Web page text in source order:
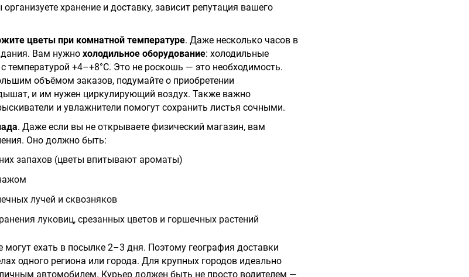
хранение и доставку, зависит репутация вашего
цветы при комнатной температуре. Даже несколько часов в
Вам нужно холодильное оборудование: холодильные
+4–+8°C. Это не роскошь — это необходимость.
объёмом заказов, подумайте о приобретении
и им нужен циркулирующий воздух. Также важно
и увлажнители помогут сохранить листья сочными.
. Даже если вы не открываете физический магазин, вам
Оно должно быть:
запахов (цветы впитывают ароматы)
лучей и сквозняков
луковиц, срезанных цветов и горшечных растений
могут ехать в посылке 2–3 дня. Поэтому география доставки
одного региона или города. Для крупных городов идеально
автомобилем. Курьер должен быть не просто водителем —